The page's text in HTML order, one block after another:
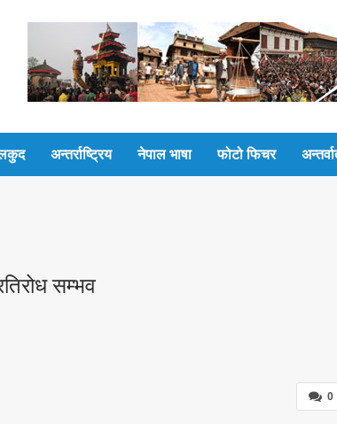
अन्तर्राष्ट्रिय नेपाल भाषा फोटो फिचर
सम्भव
0